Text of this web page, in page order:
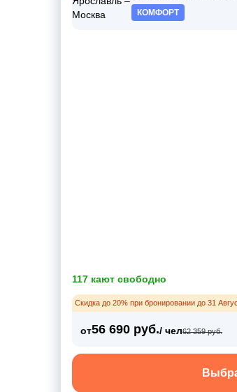
КОМФОРТ
117 кают свободно
Скидка до 20% при бронировании до 31
от56 690 руб./ чел62 359 руб.